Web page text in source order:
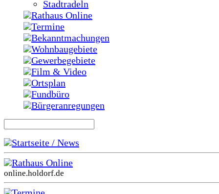
Stadtradeln
Rathaus Online
Termine
Bekanntmachungen
Wohnbaugebiete
Gewerbegebiete
Film & Video
Ortsplan
Fundbüro
Bürgeranregungen
Startseite / News
Rathaus Online
online.holdorf.de